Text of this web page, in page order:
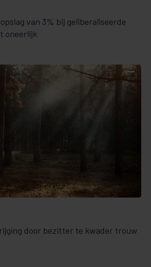
van 3% bij geliberaliseerde
oneerlijk
door bezitter te kwader trouw